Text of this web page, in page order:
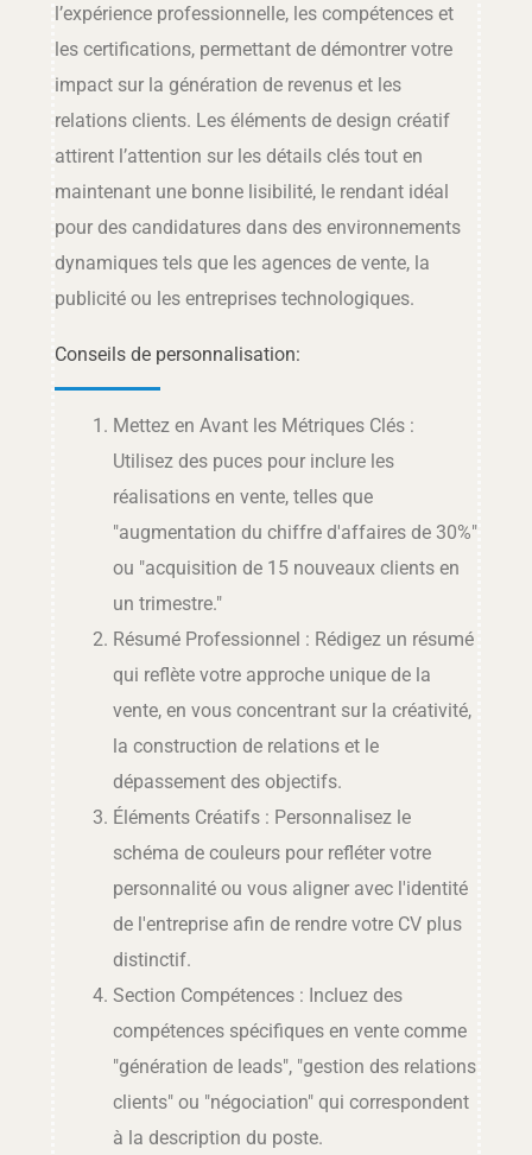
l’expérience professionnelle, les compétences et
les certifications, permettant de démontrer votre
impact sur la génération de revenus et les
relations clients. Les éléments de design créatif
attirent l’attention sur les détails clés tout en
maintenant une bonne lisibilité, le rendant idéal
pour des candidatures dans des environnements
dynamiques tels que les agences de vente, la
publicité ou les entreprises technologiques.
Conseils de personnalisation:
Mettez en Avant les Métriques Clés :
Utilisez des puces pour inclure les
réalisations en vente, telles que
"augmentation du chiffre d'affaires de 30%"
ou "acquisition de 15 nouveaux clients en
un trimestre."
Résumé Professionnel : Rédigez un résumé
qui reflète votre approche unique de la
vente, en vous concentrant sur la créativité,
la construction de relations et le
dépassement des objectifs.
Éléments Créatifs : Personnalisez le
schéma de couleurs pour refléter votre
personnalité ou vous aligner avec l'identité
de l'entreprise afin de rendre votre CV plus
distinctif.
Section Compétences : Incluez des
compétences spécifiques en vente comme
"génération de leads", "gestion des relations
clients" ou "négociation" qui correspondent
à la description du poste.